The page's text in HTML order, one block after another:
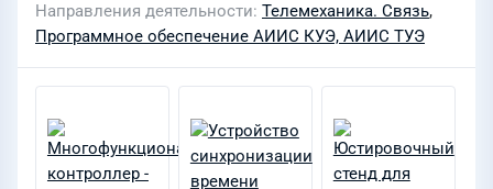
Направления деятельности Телемеханика. Связь,
Программное обеспечение АИИС КУЭ, АИИС ТУЭ